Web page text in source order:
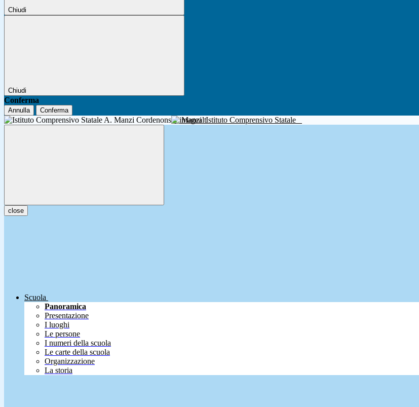
Chiudi
Chiudi
Conferma
Annulla Conferma
A. Manzi Istituto Comprensivo Statale
close
Scuola
Panoramica
Presentazione
I luoghi
Le persone
I numeri della scuola
Le carte della scuola
Organizzazione
La storia